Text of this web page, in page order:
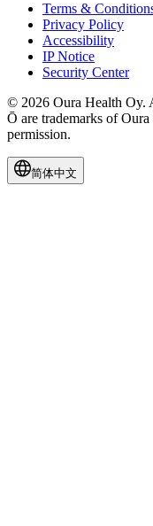
Terms &
Privacy Policy
Accessibility
IP Notice
Security Center
© 2026 Oura Health Oy.
Ō are trademarks of
permission.
简体中文